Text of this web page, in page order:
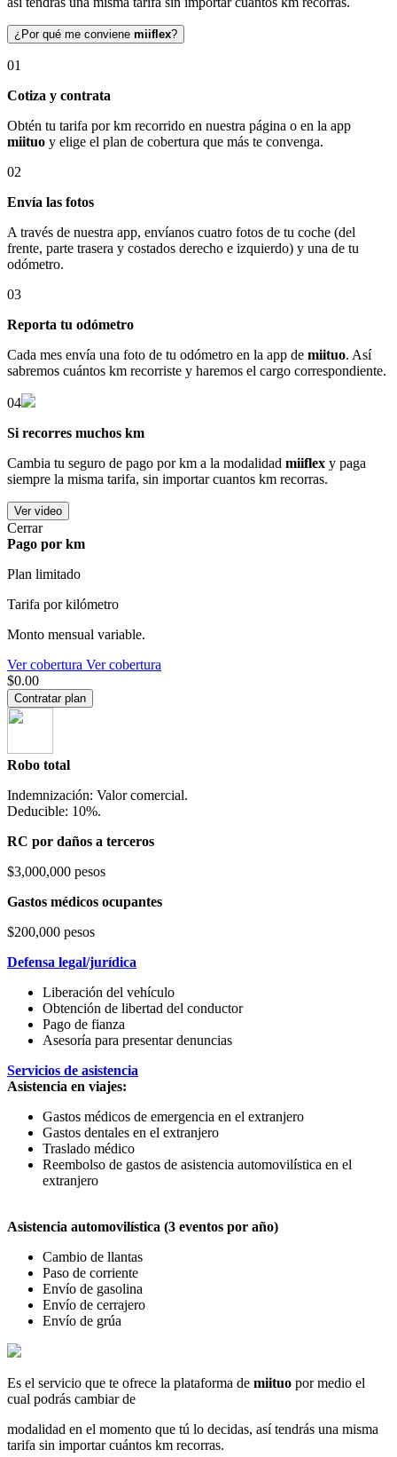
¿Por qué me conviene miiflex?
01
Cotiza y contrata
Obtén tu tarifa por km recorrido en nuestra página o en la app
miituo y elige el plan de cobertura que más te convenga.
02
Envía las fotos
A través de nuestra app, envíanos cuatro fotos de tu coche (del
frente, parte trasera y costados derecho e izquierdo) y una de tu
odómetro.
03
Reporta tu odómetro
Cada mes envía una foto de tu odómetro en la app de miituo. Así
sabremos cuántos km recorriste y haremos el cargo correspondiente.
04
Si recorres muchos km
Cambia tu seguro de pago por km a la modalidad miiflex y paga
siempre la misma tarifa, sin importar cuantos km recorras.
Ver video
Cerrar
Pago por km
Plan limitado
Tarifa por kilómetro
Monto mensual variable.
Ver cobertura Ver cobertura
$0.00
Contratar plan
Robo total
Indemnización: Valor comercial.
Deducible: 10%.
RC por daños a terceros
$3,000,000 pesos
Gastos médicos ocupantes
$200,000 pesos
Defensa legal/jurídica
Liberación del vehículo
Obtención de libertad del conductor
Pago de fianza
Asesoría para presentar denuncias
Servicios de asistencia
Asistencia en viajes:
Gastos médicos de emergencia en el extranjero
Gastos dentales en el extranjero
Traslado médico
Reembolso de gastos de asistencia automovilística en el
extranjero
Asistencia automovilística (3 eventos por año)
Cambio de llantas
Paso de corriente
Envío de gasolina
Envío de cerrajero
Envío de grúa
Es el servicio que te ofrece la plataforma de miituo por medio el
cual podrás cambiar de
modalidad en el momento que tú lo decidas, así tendrás una misma
tarifa sin importar cuántos km recorras.